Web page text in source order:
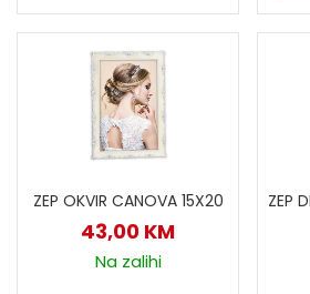
ZEP OKVIR CANOVA 15X20
43,00 KM
Na zalihi
ZEP